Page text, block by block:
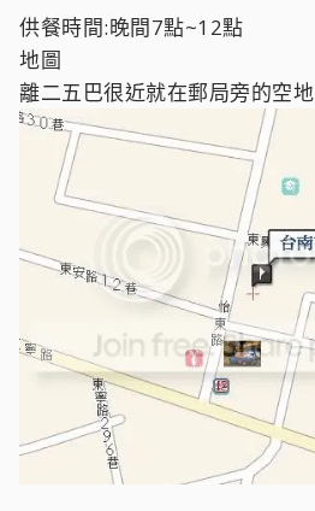
供餐時間:晚間7點~12點
地圖
離二五巴很近就在郵局旁的空地